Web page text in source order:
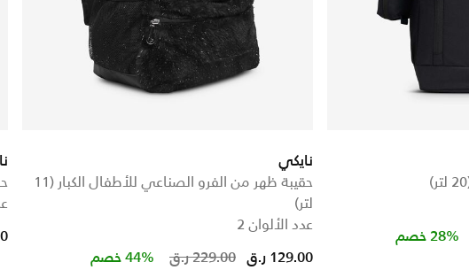
Price
28% خصم
نايكي
حقيبة ظهر من الفرو الصناعي للأطفال الكبار (11
لتر)
عدد الألوان 2
Price reduced from
229.00 ر.ق to 129.00 ر.ق 44% خصم